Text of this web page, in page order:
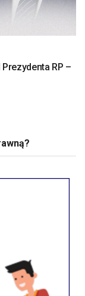
RP –